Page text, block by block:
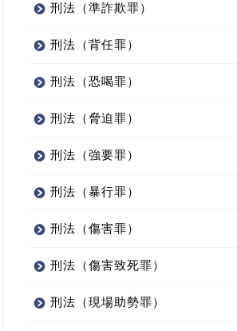
刑法（準詐欺罪）
刑法（背任罪）
刑法（恐喝罪）
刑法（脅迫罪）
刑法（強要罪）
刑法（暴行罪）
刑法（傷害罪）
刑法（傷害致死罪）
刑法（現場助勢罪）